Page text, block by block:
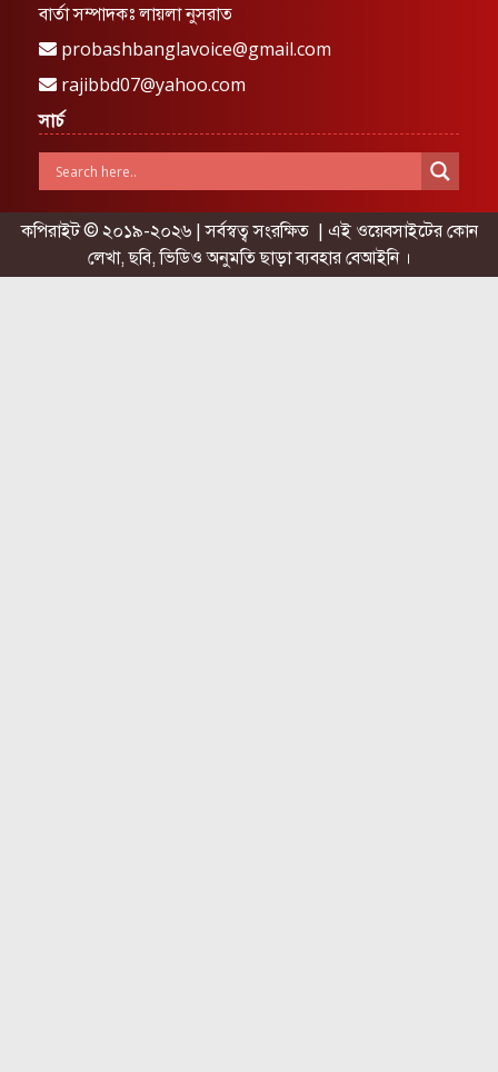
বার্তা সম্পাদকঃ লায়লা নুসরাত
probashbanglavoice@gmail.com
rajibbd07@yahoo.com
সার্চ
কপিরাইট © ২০১৯-২০২৬ | সর্বস্বত্ব সংরক্ষিত | এই ওয়েবসাইটের কোন
লেখা, ছবি, ভিডিও অনুমতি ছাড়া ব্যবহার বেআইনি ।